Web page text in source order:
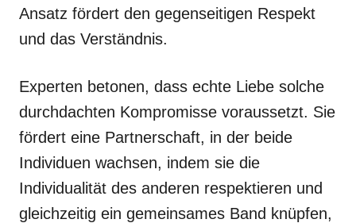
Ansatz fördert den gegenseitigen Respekt
und das Verständnis.
Experten betonen, dass echte Liebe solche
durchdachten Kompromisse voraussetzt. Sie
fördert eine Partnerschaft, in der beide
Individuen wachsen, indem sie die
Individualität des anderen respektieren und
gleichzeitig ein gemeinsames Band knüpfen,